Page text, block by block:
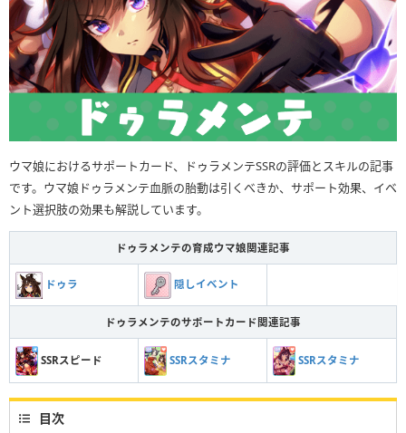
ウマ娘におけるサポートカード、ドゥラメンテSSRの評価とスキルの記事
です。ウマ娘ドゥラメンテ血脈の胎動は引くべきか、サポート効果、イベ
ント選択肢の効果も解説しています。
ドゥラメンテの育成ウマ娘関連記事
ドゥラ 隠しイベント
ドゥラメンテのサポートカード関連記事
SSRスピード SSRスタミナ SSRスタミナ
目次